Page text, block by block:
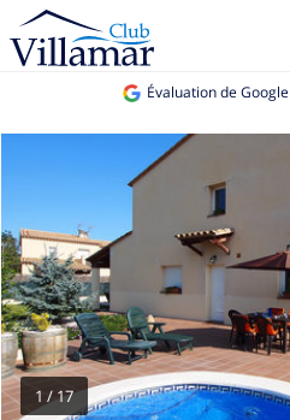
Évaluation de Google
1 /17